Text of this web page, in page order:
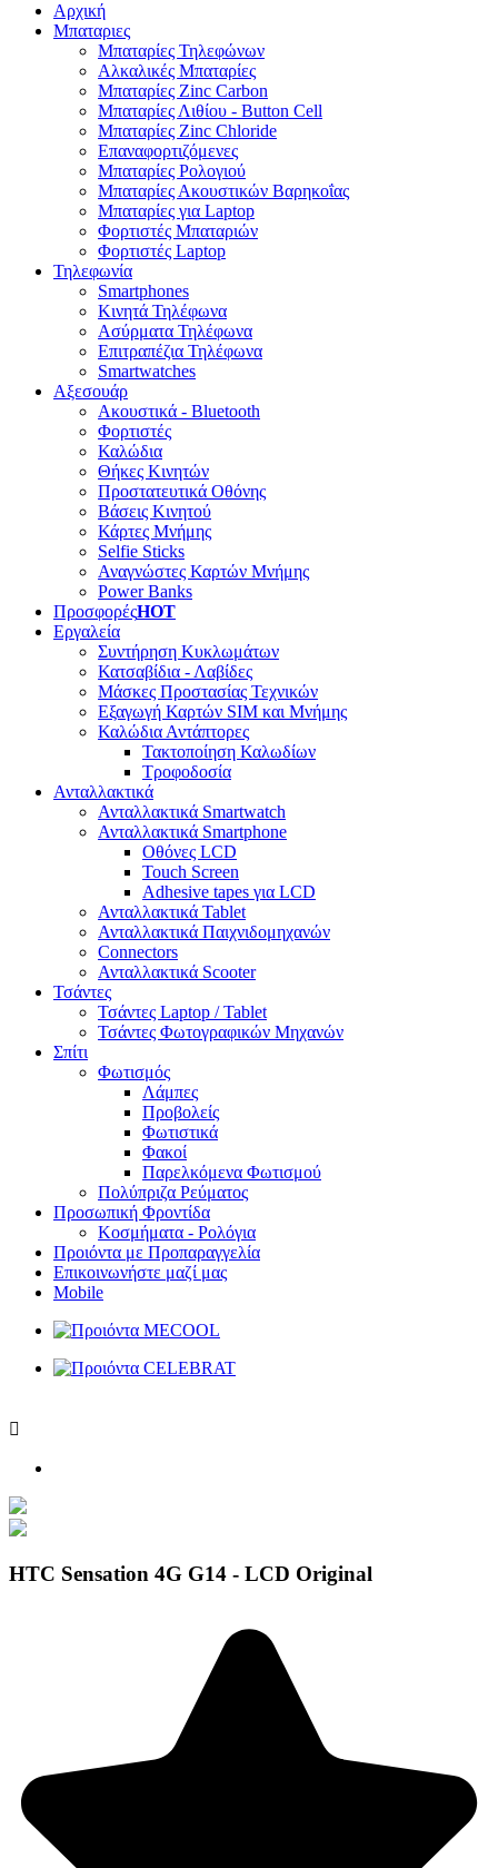
Αρχική
Μπαταριες
Μπαταρίες Τηλεφώνων
Αλκαλικές Μπαταρίες
Μπαταρίες Zinc Carbon
Μπαταρίες Λιθίου - Button Cell
Μπαταρίες Zinc Chloride
Επαναφορτιζόμενες
Μπαταρίες Ρολογιού
Μπαταρίες Ακουστικών Βαρηκοΐας
Μπαταρίες για Laptop
Φορτιστές Μπαταριών
Φορτιστές Laptop
Τηλεφωνία
Smartphones
Κινητά Τηλέφωνα
Ασύρματα Τηλέφωνα
Επιτραπέζια Τηλέφωνα
Smartwatches
Αξεσουάρ
Ακουστικά - Bluetooth
Φορτιστές
Καλώδια
Θήκες Κινητών
Προστατευτικά Οθόνης
Βάσεις Κινητού
Κάρτες Μνήμης
Selfie Sticks
Αναγνώστες Καρτών Μνήμης
Power Banks
ΠροσφορέςHOT
Εργαλεία
Συντήρηση Κυκλωμάτων
Κατσαβίδια - Λαβίδες
Μάσκες Προστασίας Τεχνικών
Εξαγωγή Καρτών SIM και Μνήμης
Καλώδια Αντάπτορες
Τακτοποίηση Καλωδίων
Τροφοδοσία
Ανταλλακτικά
Ανταλλακτικά Smartwatch
Ανταλλακτικά Smartphone
Οθόνες LCD
Touch Screen
Adhesive tapes για LCD
Ανταλλακτικά Tablet
Ανταλλακτικά Παιχνιδομηχανών
Connectors
Ανταλλακτικά Scooter
Τσάντες
Τσάντες Laptop / Tablet
Τσάντες Φωτoγραφικών Μηχανών
Σπίτι
Φωτισμός
Λάμπες
Προβολείς
Φωτιστικά
Φακοί
Παρελκόμενα Φωτισμού
Πολύπριζα Ρεύματος
Προσωπική Φροντίδα
Κοσμήματα - Ρολόγια
Προιόντα με Προπαραγγελία
Επικοινωνήστε μαζί μας
Mobile

HTC Sensation 4G G14 - LCD Original